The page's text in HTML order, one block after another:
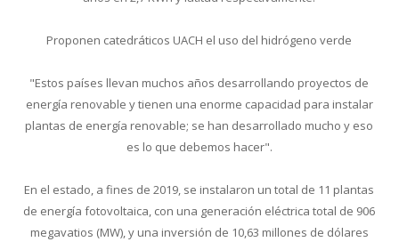
Proponen catedráticos UACH el uso del hidrógeno verde
"Estos países llevan muchos años desarrollando proyectos de
energía renovable y tienen una enorme capacidad para instalar
plantas de energía renovable; se han desarrollado mucho y eso
es lo que debemos hacer".
En el estado, a fines de 2019, se instalaron un total de 11 plantas
de energía fotovoltaica, con una generación eléctrica total de 906
megavatios (MW), y una inversión de 10,63 millones de dólares